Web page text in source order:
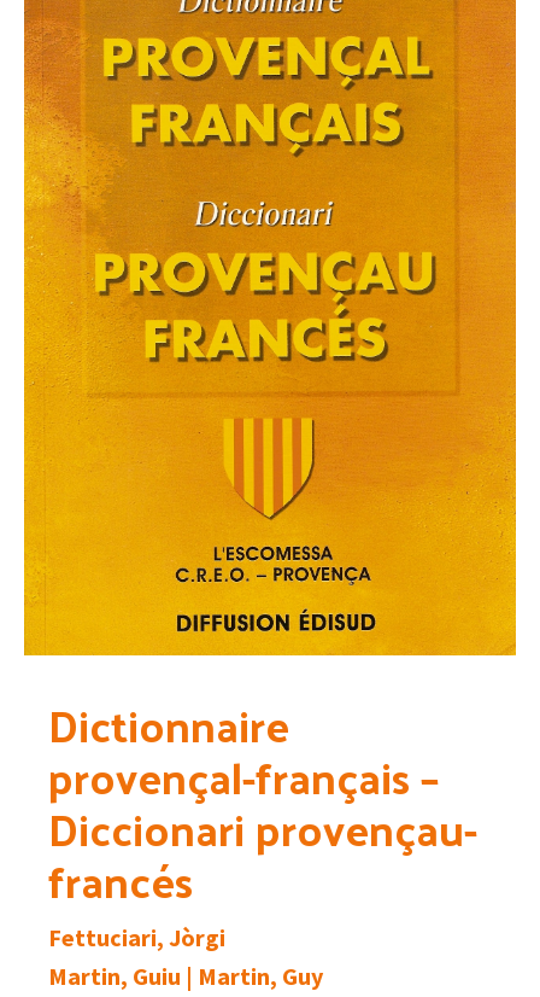
Dictionnaire
provençal-français –
Diccionari provençau-
francés
Fettuciari, Jòrgi
Martin, Guiu | Martin, Guy